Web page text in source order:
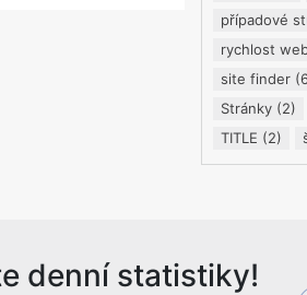
případové
rychlost
site finder
Stránky (2)
TITLE (2)
denní statistiky!